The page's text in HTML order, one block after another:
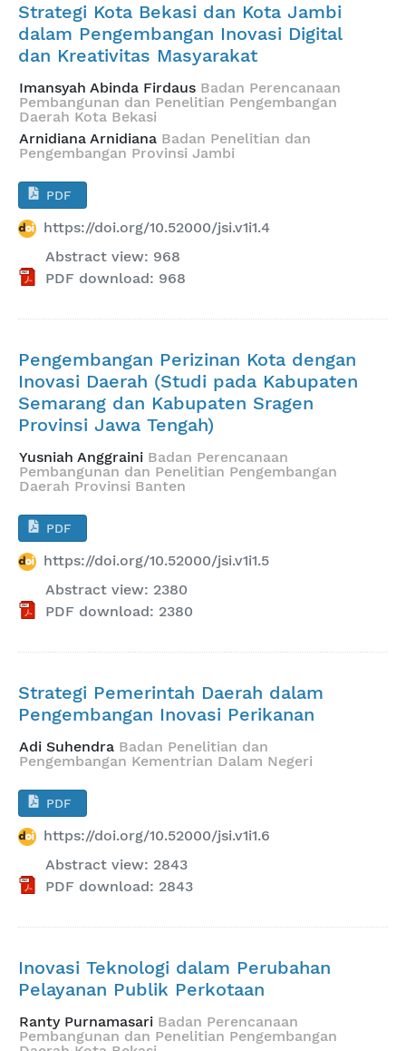
Strategi Kota Bekasi dan Kota Jambi
dalam Pengembangan Inovasi Digital
dan Kreativitas Masyarakat
Imansyah Abinda Firdaus Badan Perencanaan
Pembangunan dan Penelitian Pengembangan
Daerah Kota Bekasi
Arnidiana Arnidiana Badan Penelitian dan
Pengembangan Provinsi Jambi
PDF
https://doi.org/10.52000/jsi.v1i1.4
Abstract view: 968
PDF download: 968
Pengembangan Perizinan Kota dengan
Inovasi Daerah (Studi pada Kabupaten
Semarang dan Kabupaten Sragen
Provinsi Jawa Tengah)
Yusniah Anggraini Badan Perencanaan
Pembangunan dan Penelitian Pengembangan
Daerah Provinsi Banten
PDF
https://doi.org/10.52000/jsi.v1i1.5
Abstract view: 2380
PDF download: 2380
Strategi Pemerintah Daerah dalam
Pengembangan Inovasi Perikanan
Adi Suhendra Badan Penelitian dan
Pengembangan Kementrian Dalam Negeri
PDF
https://doi.org/10.52000/jsi.v1i1.6
Abstract view: 2843
PDF download: 2843
Inovasi Teknologi dalam Perubahan
Pelayanan Publik Perkotaan
Ranty Purnamasari Badan Perencanaan
Pembangunan dan Penelitian Pengembangan